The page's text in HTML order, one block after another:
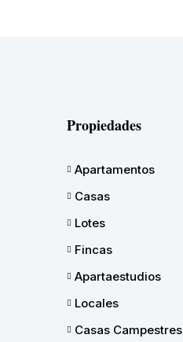
Propiedades
Apartamentos
Casas
Lotes
Fincas
Apartaestudios
Locales
Casas Campestres